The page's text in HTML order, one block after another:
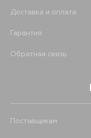
Доставка и оплата
Гарантия
Обратная связь
Поставщикам